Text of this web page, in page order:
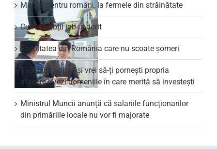
Muncă pentru români, la fermele din străinătate
Cum să obții job-ul dorit
Facultatea din România care nu scoate şomeri
Ți-ai lăsat job-ul și vrei să-ți pornești propria
afacere? Vezi domeniile în care merită să investești
Ministrul Muncii anunță că salariile funcționarilor
din primăriile locale nu vor fi majorate